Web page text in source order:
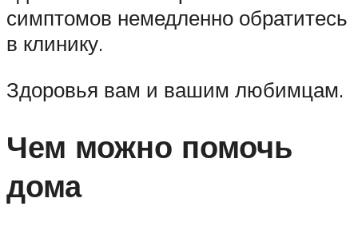
симптомов немедленно обратитесь
в клинику.
Здоровья вам и вашим любимцам.
Чем можно помочь
дома